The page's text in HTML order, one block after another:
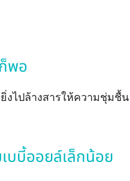
พอ
งไปล้างสารให้ความชุ่มชื้
บบี้ออยล์เล็กน้อย